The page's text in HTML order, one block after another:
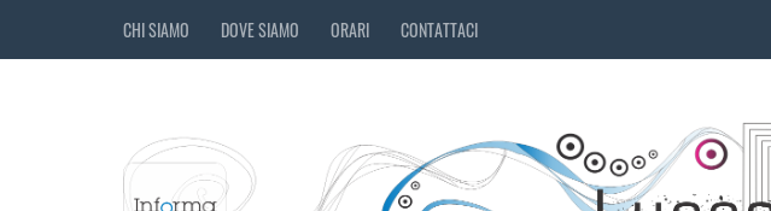
CHI SIAMO DOVE SIAMO ORARI CONTATTACI